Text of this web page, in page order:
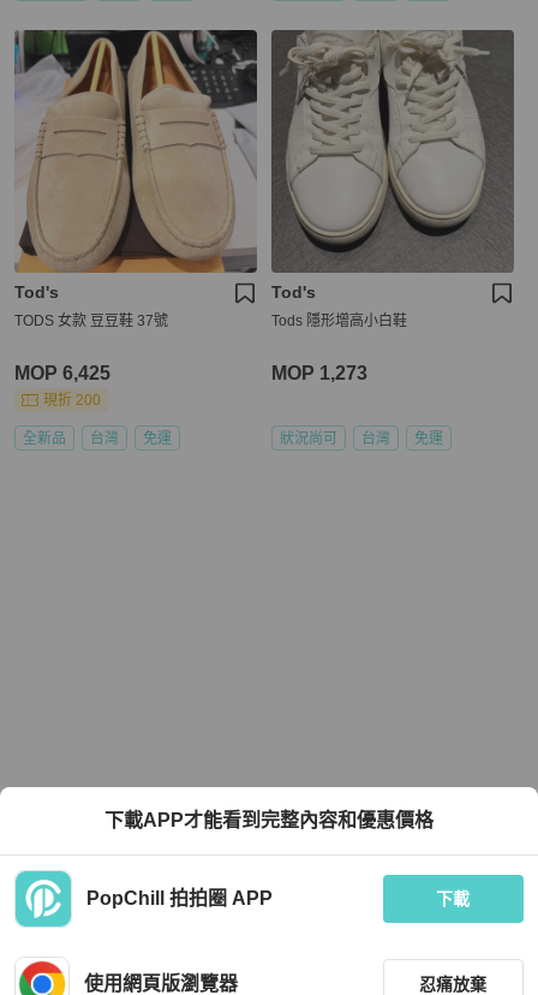
Tod's
TODS 女款 豆豆鞋 37號
MOP 6,425
現折 200
全新品 台灣 免運
Tod's
Tods 隱形增高小白鞋
MOP 1,273
狀況尚可 台灣 免運
下載APP才能看到完整內容和優惠價格
PopChill 拍拍圈 APP 下載
使用網頁版瀏覽器 忍痛放棄